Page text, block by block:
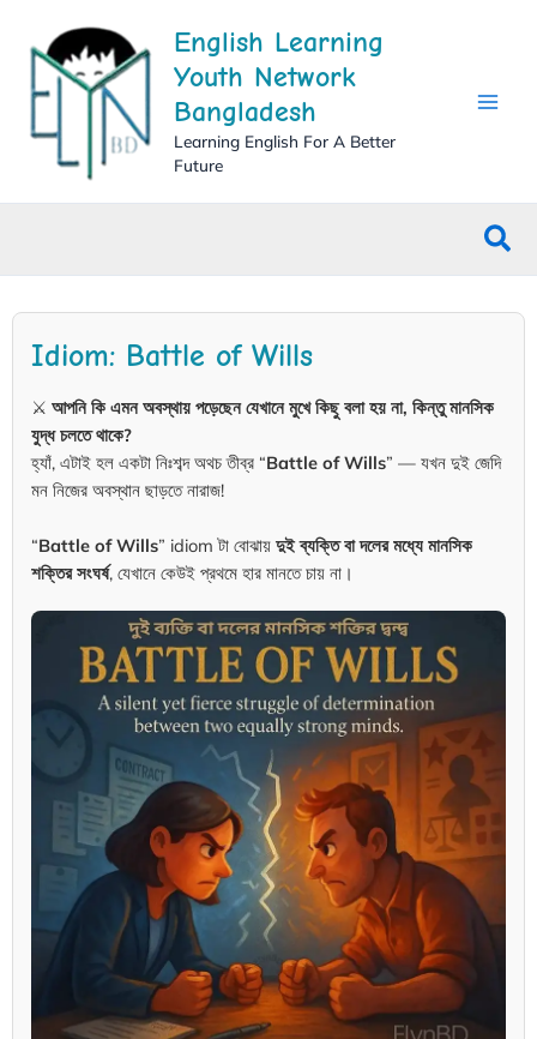
content
English Learning
Youth Network
Bangladesh
Learning English For A Better
Future
Idiom: Battle of Wills
⚔️ আপনি কি এমন অবস্থায় পড়েছেন যেখানে মুখে কিছু বলা হয় না, কিন্তু মানসিক
যুদ্ধ চলতে থাকে?
হ্যাঁ, এটাই হল একটা নিঃশব্দ অথচ তীব্র “Battle of Wills” — যখন দুই জেদি
মন নিজের অবস্থান ছাড়তে নারাজ!
“Battle of Wills” idiom টা বোঝায় দুই ব্যক্তি বা দলের মধ্যে মানসিক
শক্তির সংঘর্ষ, যেখানে কেউই প্রথমে হার মানতে চায় না।